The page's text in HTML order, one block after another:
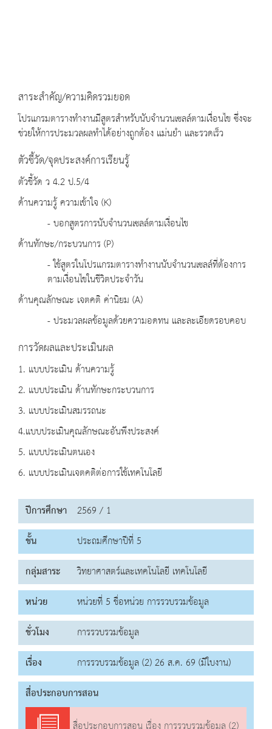
สาระสำคัญ/ความคิดรวมยอด
โปรแกรมตารางทำงานมีสูตรสำหรับนับจำนวนเซลล์ตามเงื่อนไข ซึ่งจะ
ช่วยให้การประมวลผลทำได้อย่างถูกต้อง แม่นยำ และรวดเร็ว
ตัวชี้วัด/จุดประสงค์การเรียนรู้
ตัวชี้วัด ว 4.2 ป.5/4
ด้านความรู้ ความเข้าใจ (K)
- บอกสูตรการนับจำนวนเซลล์ตามเงื่อนไข
ด้านทักษะ/กระบวนการ (P)
- ใช้สูตรในโปรแกรมตารางทำงานนับจำนวนเซลล์ที่ต้องการ
ตามเงื่อนไขในชีวิตประจำวัน
ด้านคุณลักษณะ เจตคติ ค่านิยม (A)
- ประมวลผลข้อมูลด้วยความอดทน และละเอียดรอบคอบ
การวัดผลและประเมินผล
1. แบบประเมิน ด้านความรู้
2. แบบประเมิน ด้านทักษะกระบวนการ
3. แบบประเมินสมรรถนะ
4.แบบประเมินคุณลักษณะอันพึงประสงค์
5. แบบประเมินตนเอง
6. แบบประเมินเจตคติต่อการใช้เทคโนโลยี
ปีการศึกษา 2569 / 1
ชั้น
ประถมศึกษาปีที่ 5
กลุ่มสาระ
วิทยาศาสตร์และเทคโนโลยี เทคโนโลยี
หน่วย
หน่วยที่ 5 ชื่อหน่วย การรวบรวมข้อมูล
ชั่วโมง
การรวบรวมข้อมูล
เรื่อง
การรวบรวมข้อมูล (2) 26 ส.ค. 69 (มีใบงาน)
สื่อประกอบการสอน